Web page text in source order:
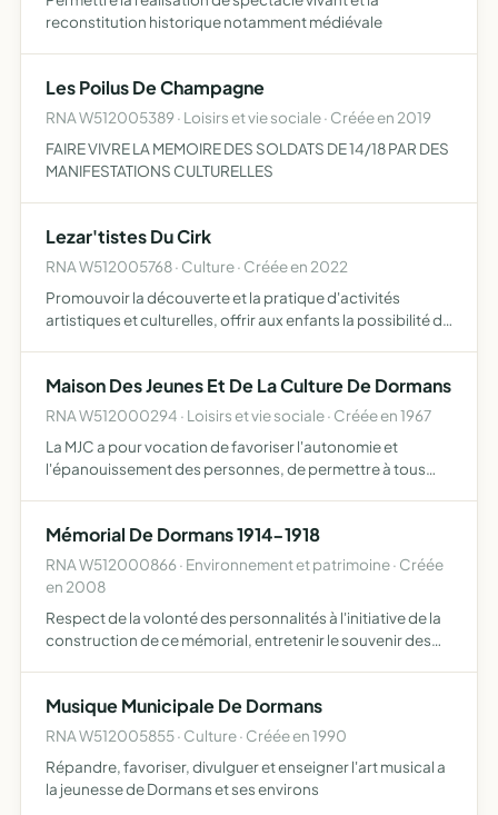
reconstitution historique notamment médiévale
Les Poilus De Champagne
RNA W512005389 · Loisirs et vie sociale · Créée en 2019
FAIRE VIVRE LA MEMOIRE DES SOLDATS DE 14/18 PAR DES
MANIFESTATIONS CULTURELLES
Lezar'tistes Du Cirk
RNA W512005768 · Culture · Créée en 2022
Promouvoir la découverte et la pratique d'activités
artistiques et culturelles, offrir aux enfants la possibilité de
Maison Des Jeunes Et De La Culture De Dormans
RNA W512000294 · Loisirs et vie sociale · Créée en 1967
La MJC a pour vocation de favoriser l'autonomie et
l'épanouissement des personnes, de permettre à tous
Mémorial De Dormans 1914-1918
RNA W512000866 · Environnement et patrimoine · Créée
en 2008
Respect de la volonté des personnalités à l'initiative de la
construction de ce mémorial, entretenir le souvenir des
Musique Municipale De Dormans
RNA W512005855 · Culture · Créée en 1990
Répandre, favoriser, divulguer et enseigner l'art musical a
la jeunesse de Dormans et ses environs